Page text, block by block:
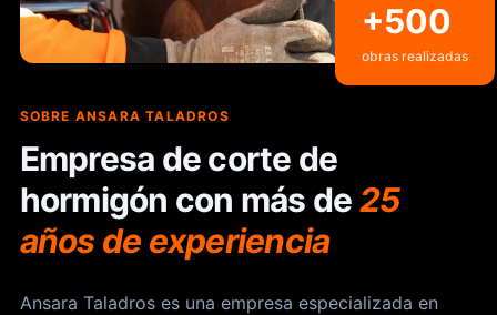
+500
obras realizadas
SOBRE ANSARA TALADROS
Empresa de corte de
hormigón con más de25
años de experiencia
Ansara Taladros es una empresa especializada en